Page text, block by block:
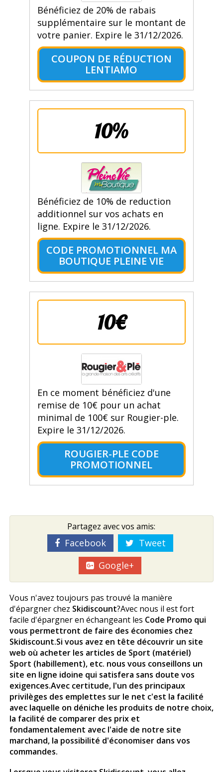
Bénéficiez de 20% de rabais
supplémentaire sur le montant de
votre panier. Expire le 31/12/2026.
COUPON DE RÉDUCTION
LENTIAMO
10%
Bénéficiez de 10% de reduction
additionnel sur vos achats en
ligne. Expire le 31/12/2026.
CODE PROMOTIONNEL MA
BOUTIQUE PLEINE VIE
10€
En ce moment bénéficiez d'une
remise de 10€ pour un achat
minimal de 100€ sur Rougier-ple.
Expire le 31/12/2026.
ROUGIER-PLE CODE
PROMOTIONNEL
Partagez avec vos amis:
Facebook
Tweet
Google+
Vous n'avez toujours pas trouvé la manière
d'épargner chez Skidiscount?Avec nous il est fort
facile d'épargner en échangeant les Code Promo qui
vous permettront de faire des économies chez
Skidiscount.Si vous avez en tête découvrir un site
web où acheter les articles de Sport (matériel)
Sport (habillement), etc. nous vous conseillons un
site en ligne idoine qui satisfera sans doute vos
exigences.Avec certitude, l'un des principaux
privilèges des emplettes sur le net c'est la facilité
avec laquelle on déniche les produits de notre choix,
la facilité de comparer des prix et
fondamentalement avec l'aide de notre site
marchand, la possibilité d'économiser dans vos
commandes.